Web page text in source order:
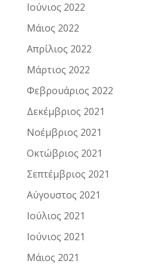
Ιούνιος 2022
Μάιος 2022
Απρίλιος 2022
Μάρτιος 2022
Φεβρουάριος 2022
Δεκέμβριος 2021
Νοέμβριος 2021
Οκτώβριος 2021
Σεπτέμβριος 2021
Αύγουστος 2021
Ιούλιος 2021
Ιούνιος 2021
Μάιος 2021